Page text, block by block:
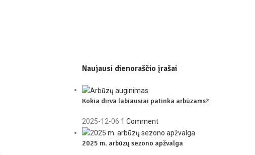
Naujausi dienoraščio įrašai
Kokia dirva labiausiai patinka arbūzams?
2025-12-06 1 Comment
2025 m. arbūzų sezono apžvalga